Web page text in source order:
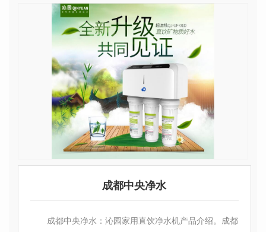
成都中央净水
成都中央净水：沁园家用直饮净水机产品介绍。成都